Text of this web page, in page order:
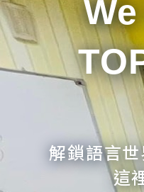
解鎖語言
這